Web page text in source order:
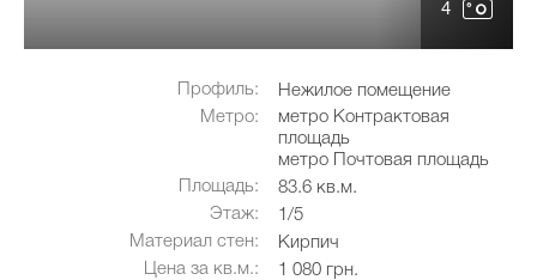
4
Профиль:
Нежилое помещение
Метро:
метро Контрактовая
площадь
метро Почтовая площадь
Площадь:
83.6 кв.м.
Этаж:
1/5
Материал стен:
Кирпич
Цена за кв.м.:
1 080 грн.